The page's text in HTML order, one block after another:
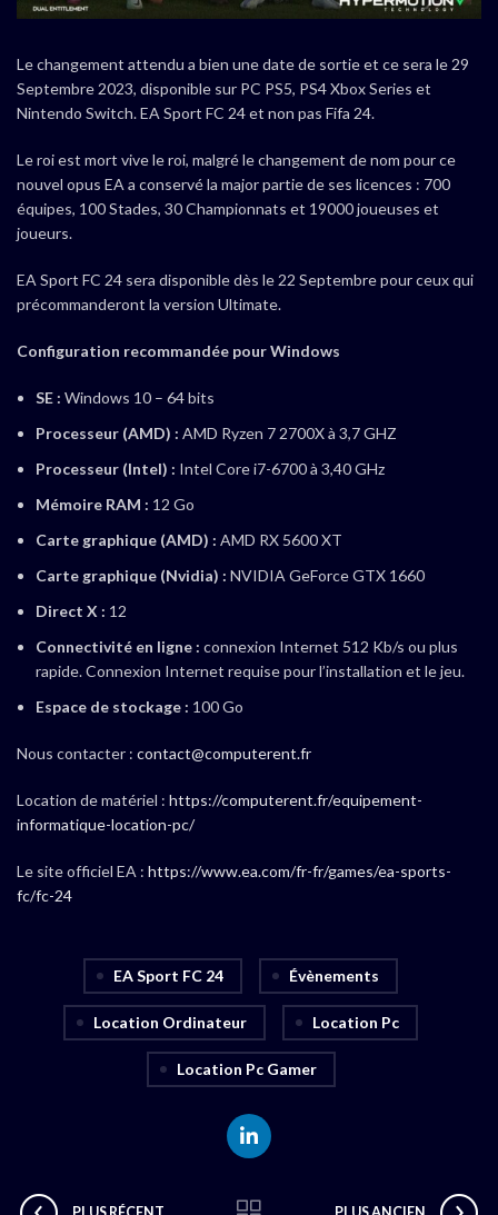
Le changement attendu a bien une date de sortie et ce sera le 29
Septembre 2023, disponible sur PC PS5, PS4 Xbox Series et
Nintendo Switch. EA Sport FC 24 et non pas Fifa 24.
Le roi est mort vive le roi, malgré le changement de nom pour ce
nouvel opus EA a conservé la major partie de ses licences : 700
équipes, 100 Stades, 30 Championnats et 19000 joueuses et
joueurs.
EA Sport FC 24 sera disponible dès le 22 Septembre pour ceux qui
précommanderont la version Ultimate.
Configuration recommandée pour Windows
SE : Windows 10 – 64 bits
Processeur (AMD) : AMD Ryzen 7 2700X à 3,7 GHZ
Processeur (Intel) : Intel Core i7-6700 à 3,40 GHz
Mémoire RAM : 12 Go
Carte graphique (AMD) : AMD RX 5600 XT
Carte graphique (Nvidia) : NVIDIA GeForce GTX 1660
Direct X : 12
Connectivité en ligne : connexion Internet 512 Kb/s ou plus
rapide. Connexion Internet requise pour l’installation et le jeu.
Espace de stockage : 100 Go
Nous contacter : contact@computerent.fr
Location de matériel : https://computerent.fr/equipement-
informatique-location-pc/
Le site officiel EA : https://www.ea.com/fr-fr/games/ea-sports-
fc/fc-24
EA Sport FC 24 Évènements
Location Ordinateur Location Pc
Location Pc Gamer